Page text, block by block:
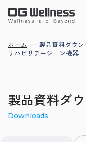
ホーム 製品資料ダウン
リハビリテーション機器
製品資料ダ
Downloads